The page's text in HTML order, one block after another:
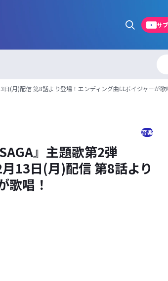
サ
日(月)配信 第8話より登場！エンディング曲はボイジャーが歌
音楽
』主題歌第2弾
13日(月)配信 第8話より
歌唱！